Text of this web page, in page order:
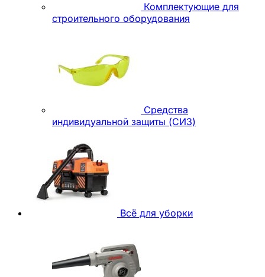
Комплектующие для
строительного оборудования
Средства
индивидуальной защиты (СИЗ)
Всё для уборки